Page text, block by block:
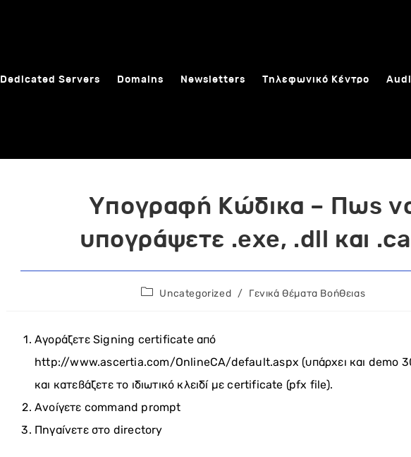
Dedicated Servers Domains Newsletters Τηλεφωνικό Κέντρο
Υπογραφή Κώδικα – Πως
υπογράψετε .exe, .dll και
PostUncategorized / Γενικά Θέματα Βοήθειας
Αγοράζετε Signing certificate από
http://www.ascertia.com/OnlineCA/default.aspx (υπάρχει και demo
και κατεβάζετε το ιδιωτικό κλειδί με certificate (pfx file).
Ανοίγετε command prompt
Πηγαίνετε στο directory